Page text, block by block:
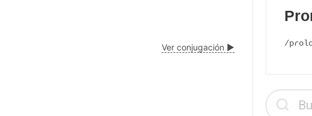
Ver conjugación ▶ /